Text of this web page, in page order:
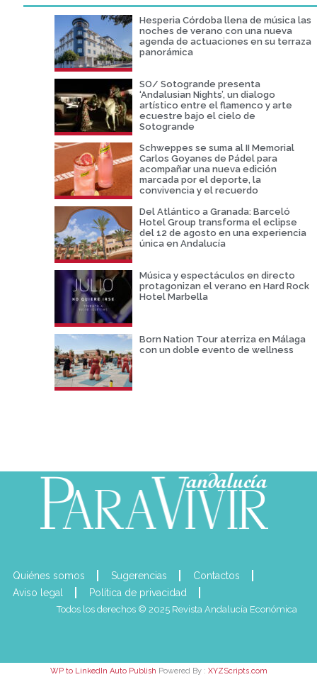
Hesperia Córdoba llena de música las
noches de verano con una nueva
agenda de actuaciones en su terraza
panorámica
SO/ Sotogrande presenta
‘Andalusian Nights’, un dialogo
artístico entre el flamenco y arte
ecuestre bajo el cielo de
Sotogrande
Schweppes se suma al II Memorial
Carlos Goyanes de Pádel para
acompañar una nueva edición
marcada por el deporte, la
convivencia y el recuerdo
Del Atlántico a Granada: Barceló
Hotel Group transforma el eclipse
del 12 de agosto en una experiencia
única en Andalucía
Música y espectáculos en directo
protagonizan el verano en Hard Rock
Hotel Marbella
Born Nation Tour aterriza en Málaga
con un doble evento de wellness
Quiénes somos Sugerencias
Contactos
Aviso legal
Política de privacidad
Todos los derechos © 2025 Revista Andalucía Económica
WP to LinkedIn Auto Publish Powered By : XYZScripts.com